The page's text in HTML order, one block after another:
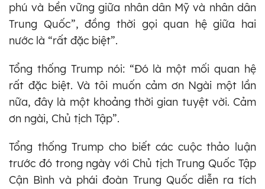
phú và bền vững giữa nhân dân Mỹ và nhân dân
Trung Quốc”, đồng thời gọi quan hệ giữa hai
nước là “rất đặc biệt”.
Tổng thống Trump nói: “Đó là một mối quan hệ
rất đặc biệt. Và tôi muốn cảm ơn Ngài một lần
nữa, đây là một khoảng thời gian tuyệt vời. Cảm
ơn ngài, Chủ tịch Tập”.
Tổng thống Trump cho biết các cuộc thảo luận
trước đó trong ngày với Chủ tịch Trung Quốc Tập
Cận Bình và phái đoàn Trung Quốc diễn ra tích